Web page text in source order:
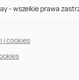
- wszelkie prawa
i cookies